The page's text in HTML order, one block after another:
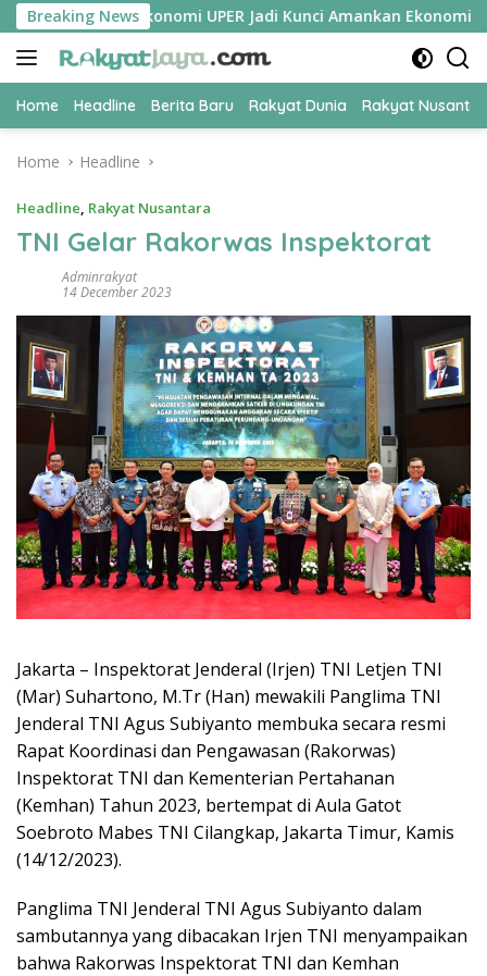
Skip
to
content
Breaking News
Pakar Ekonomi UPER Jadi Kunci Amankan Ekonomi
Home Headline Berita Baru Rakyat Dunia Rakyat
Home Headline
Headline, Rakyat Nusantara
TNI Gelar Rakorwas Inspektorat
Adminrakyat
14 December 2023
Jakarta – Inspektorat Jenderal (Irjen) TNI Letjen TNI
(Mar) Suhartono, M.Tr (Han) mewakili Panglima TNI
Jenderal TNI Agus Subiyanto membuka secara resmi
Rapat Koordinasi dan Pengawasan (Rakorwas)
Inspektorat TNI dan Kementerian Pertahanan
(Kemhan) Tahun 2023, bertempat di Aula Gatot
Soebroto Mabes TNI Cilangkap, Jakarta Timur, Kamis
(14/12/2023).
Panglima TNI Jenderal TNI Agus Subiyanto dalam
sambutannya yang dibacakan Irjen TNI menyampaikan
bahwa Rakorwas Inspektorat TNI dan Kemhan